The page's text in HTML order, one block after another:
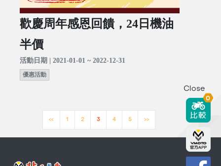
歡慶周年感恩回饋，24日機油
半價
活動日期 | 2021-01-01 ~ 2022-12-31
優惠活動
<< 1 2 3 4 5 >>
Close
0